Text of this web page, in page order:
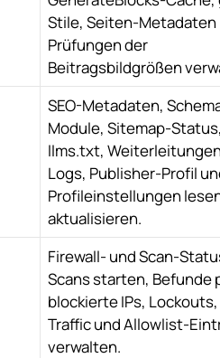
Stile, Seiten-Metadaten
Prüfungen der
Beitragsbildgrößen
SEO-Metadaten,
Module, Sitemap-
llms.txt,
Logs, Publisher-Profil
Profileinstellungen
aktualisieren.
Firewall- und Scan-
Scans starten, Befunde
blockierte IPs,
Traffic und Allowlist-
verwalten.